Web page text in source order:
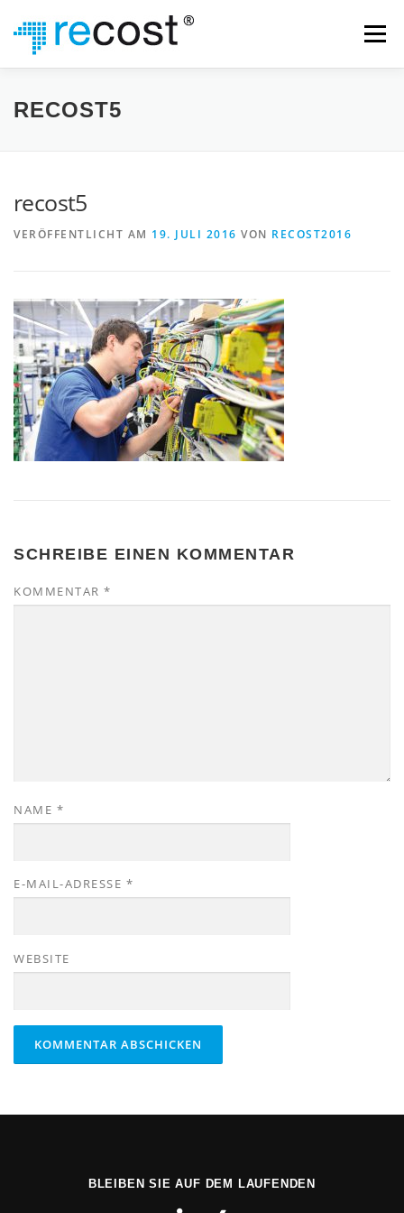
Inhalt
springen
Menü
WAS WIR TUN
RECOST5
recost5
VERÖFFENTLICHT AM 19. JULI 2016 VON RECOST2016
SCHREIBE EINEN KOMMENTAR
KOMMENTAR *
NAME *
E-MAIL-ADRESSE *
WEBSITE
BLEIBEN SIE AUF DEM LAUFENDEN